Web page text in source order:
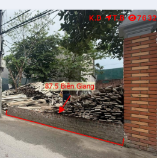
K.D T.B 7632